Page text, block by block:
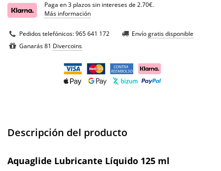
Paga en 3 plazos sin intereses de 2.70€.
Más información
Pedidos telefónicos:965 641 172 Envíogratis disponible
Ganarás 81 Divercoins
Descripción del producto
Aquaglide Lubricante Líquido 125 ml